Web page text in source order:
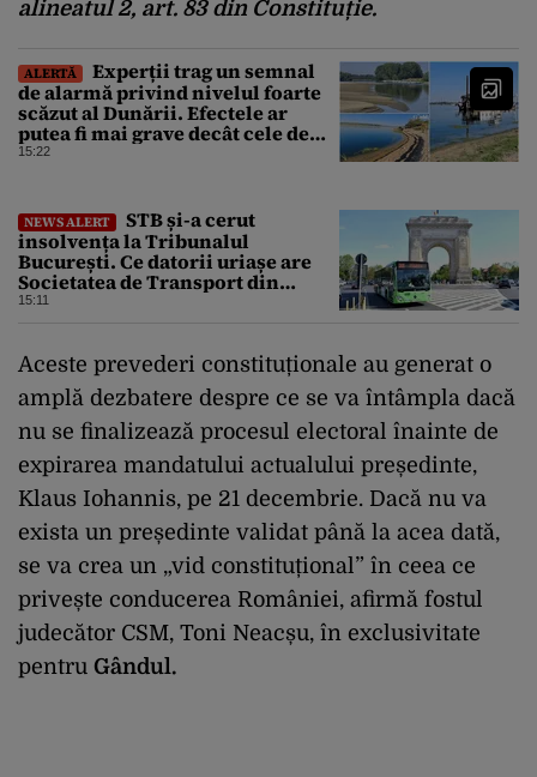
alineatul 2, art. 83 din Constituție.
ALERTĂ
Experții trag un semnal
de alarmă privind nivelul foarte
scăzut al Dunării. Efectele ar
putea fi mai grave decât cele de
până acum
15:22
NEWS ALERT
STB și-a cerut
insolvența la Tribunalul
București. Ce datorii uriașe are
Societatea de Transport din
București
15:11
Aceste prevederi constituționale au generat o
amplă dezbatere despre ce se va întâmpla dacă
nu se finalizează procesul electoral înainte de
expirarea mandatului actualului președinte,
Klaus Iohannis, pe 21 decembrie. Dacă nu va
exista un președinte validat până la acea dată,
se va crea un „vid constituțional” în ceea ce
privește conducerea României, afirmă fostul
judecător CSM, Toni Neacșu, în exclusivitate
pentru Gândul.